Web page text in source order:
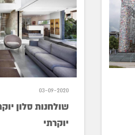
03-09-2020
שולחנות סלון
יוקרתי